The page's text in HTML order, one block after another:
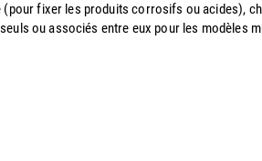
fixer les produits corrosifs ou acides),
ou associés entre eux pour les modèles